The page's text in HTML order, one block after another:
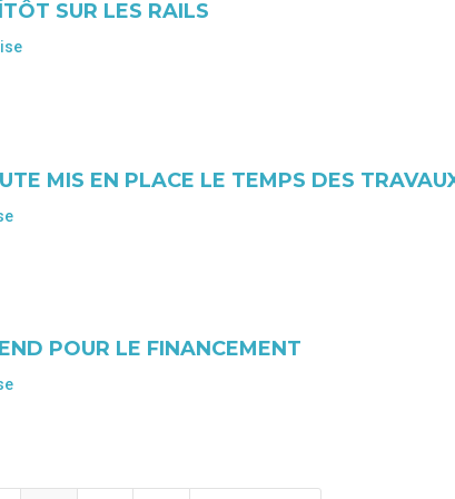
SUR LES RAILS
MIS EN PLACE LE TEMPS DES
POUR LE FINANCEMENT